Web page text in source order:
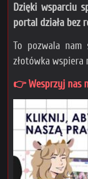
Dzięki wsparciu
portal działa
To pozwala
złotówka wspiera
👉 Wesprzyj nas